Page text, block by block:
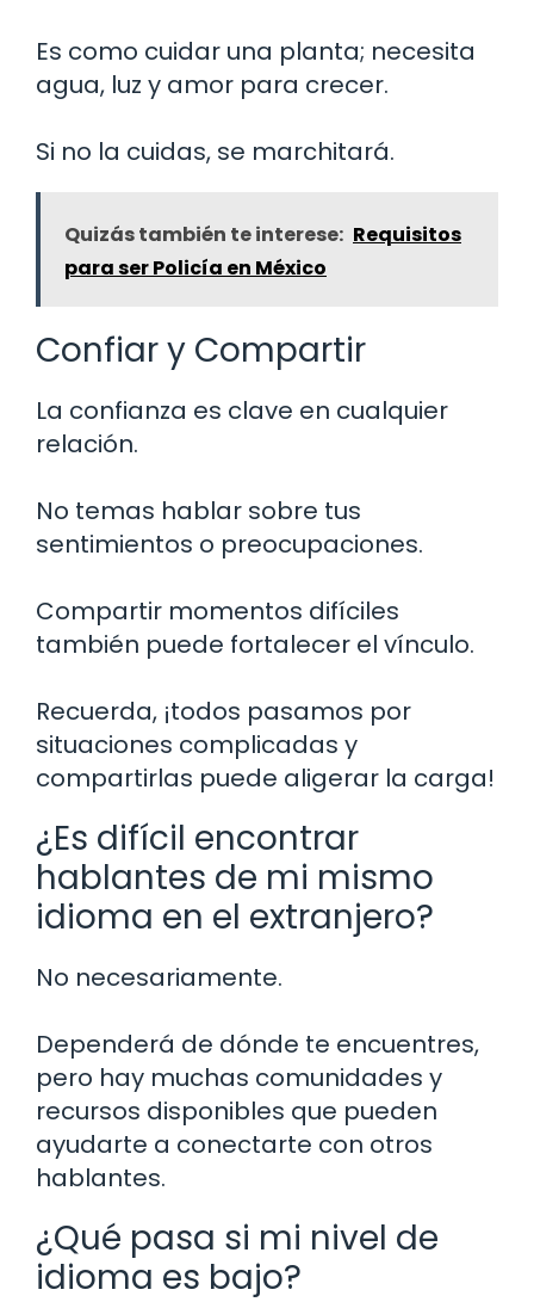
Es como cuidar una planta; necesita
agua, luz y amor para crecer.
Si no la cuidas, se marchitará.
Quizás también te interese: Requisitos
para ser Policía en México
Confiar y Compartir
La confianza es clave en cualquier
relación.
No temas hablar sobre tus
sentimientos o preocupaciones.
Compartir momentos difíciles
también puede fortalecer el vínculo.
Recuerda, ¡todos pasamos por
situaciones complicadas y
compartirlas puede aligerar la carga!
¿Es difícil encontrar
hablantes de mi mismo
idioma en el extranjero?
No necesariamente.
Dependerá de dónde te encuentres,
pero hay muchas comunidades y
recursos disponibles que pueden
ayudarte a conectarte con otros
hablantes.
¿Qué pasa si mi nivel de
idioma es bajo?